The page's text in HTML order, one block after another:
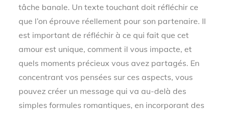
tâche banale. Un texte touchant doit réfléchir ce
que l’on éprouve réellement pour son partenaire. Il
est important de réfléchir à ce qui fait que cet
amour est unique, comment il vous impacte, et
quels moments précieux vous avez partagés. En
concentrant vos pensées sur ces aspects, vous
pouvez créer un message qui va au-delà des
simples formules romantiques, en incorporant des